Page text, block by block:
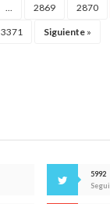
2869 2870
3371 Siguiente »
5992